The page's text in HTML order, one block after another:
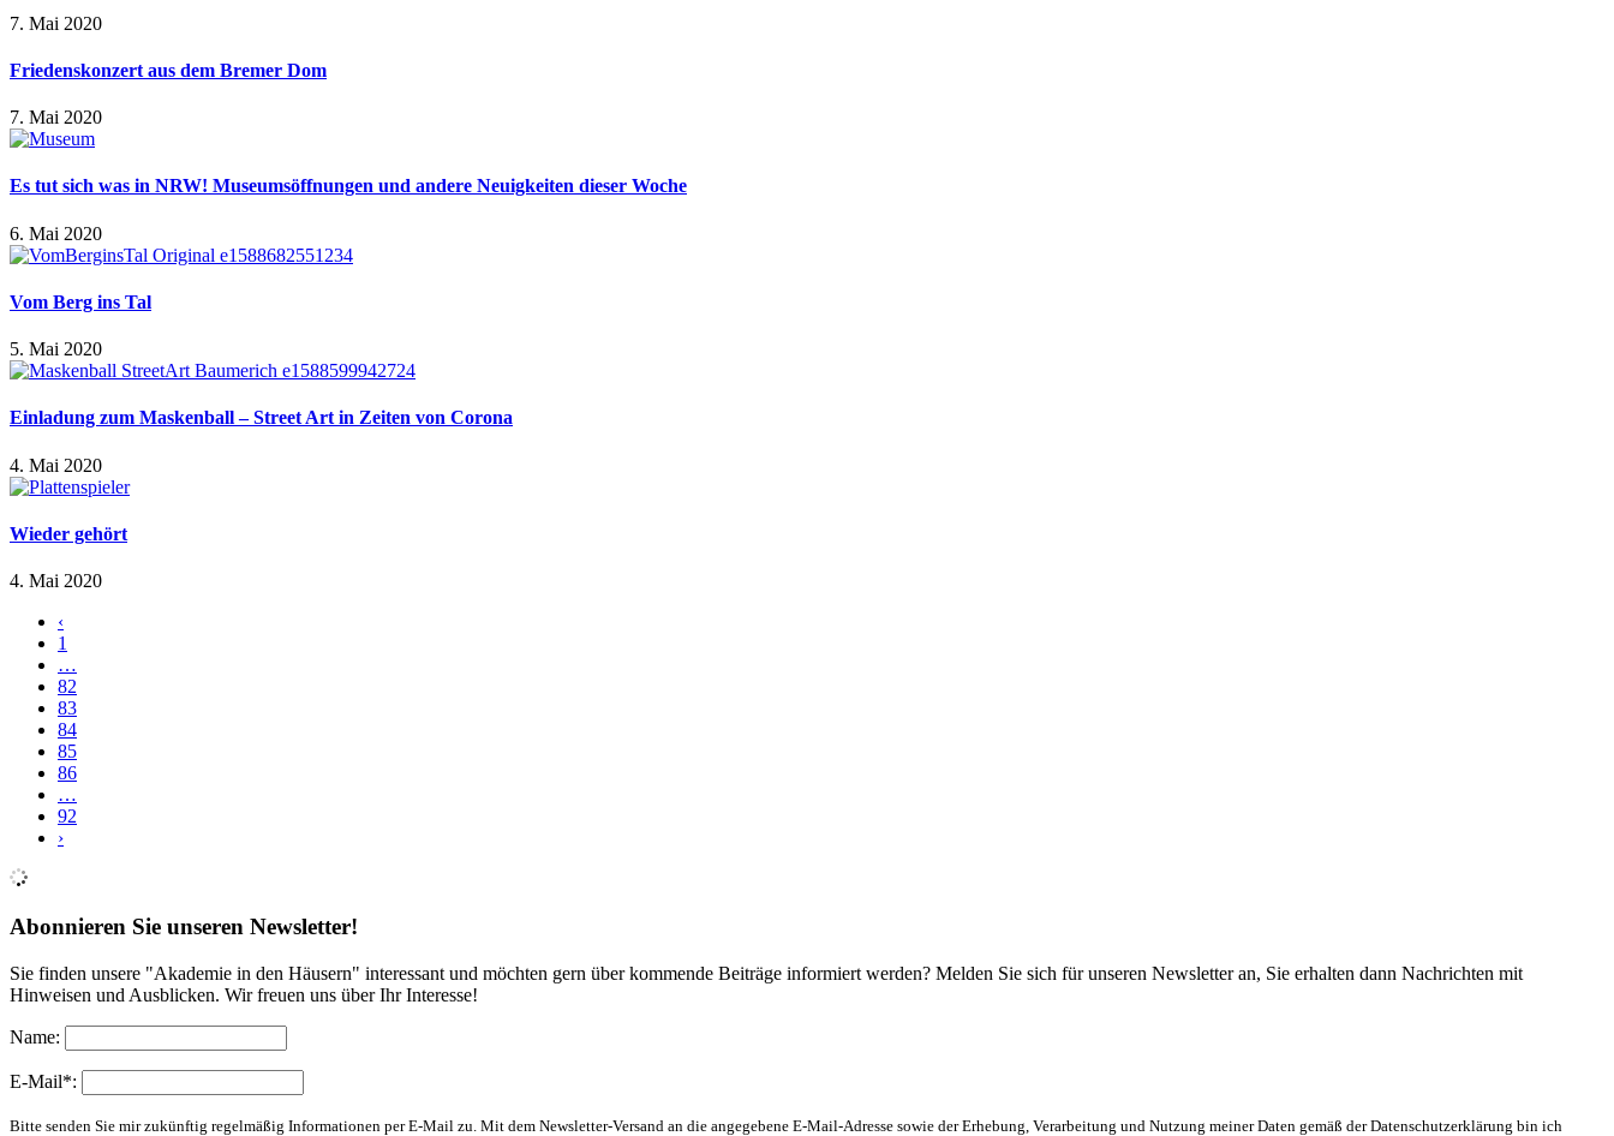
7. Mai 2020
Friedenskonzert aus dem Bremer Dom
7. Mai 2020
Es tut sich was in NRW! Museumsöffnungen und andere Neuigkeiten dieser Woche
6. Mai 2020
Vom Berg ins Tal
5. Mai 2020
Einladung zum Maskenball – Street Art in Zeiten von Corona
4. Mai 2020
Wieder gehört
4. Mai 2020
‹
1
…
82
83
84
85
86
…
92
›
Abonnieren Sie unseren Newsletter!
Sie finden unsere "Akademie in den Häusern" interessant und möchten gern über kommende Beiträge informiert werden? Melden Sie sich für unseren Newsletter an, Sie erhalten dann Nachrichten mit
Hinweisen und Ausblicken. Wir freuen uns über Ihr Interesse!
Name:
E-Mail*:
Bitte senden Sie mir zukünftig regelmäßig Informationen per E-Mail zu. Mit dem Newsletter-Versand an die angegebene E-Mail-Adresse sowie der Erhebung, Verarbeitung und Nutzung meiner Daten gemäß der Datenschutzerklärung bin ich